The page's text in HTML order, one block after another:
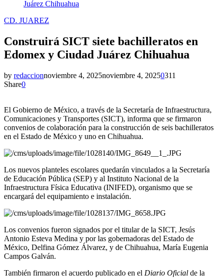
Juárez Chihuahua
CD. JUAREZ
Construirá SICT siete bachilleratos en
Edomex y Ciudad Juárez Chihuahua
by redaccionnoviembre 4, 2025noviembre 4, 20250311
Share0
El Gobierno de México, a través de la Secretaría de Infraestructura,
Comunicaciones y Transportes (SICT), informa que se firmaron
convenios de colaboración para la construcción de seis bachilleratos
en el Estado de México y uno en Chihuahua.
Los nuevos planteles escolares quedarán vinculados a la Secretaría
de Educación Pública (SEP) y al Instituto Nacional de la
Infraestructura Física Educativa (INIFED), organismo que se
encargará del equipamiento e instalación.
Los convenios fueron signados por el titular de la SICT, Jesús
Antonio Esteva Medina y por las gobernadoras del Estado de
México, Delfina Gómez Álvarez, y de Chihuahua, María Eugenia
Campos Galván.
También firmaron el acuerdo publicado en el Diario Oficial de la